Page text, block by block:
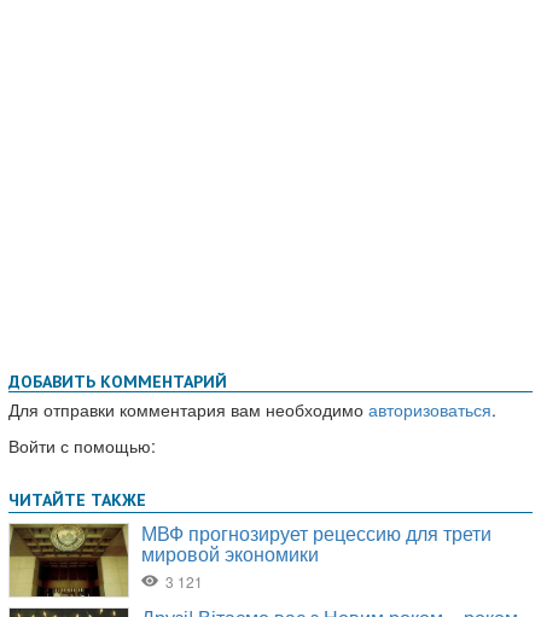
ДОБАВИТЬ КОММЕНТАРИЙ
Для отправки комментария вам необходимо авторизоваться.
Войти с помощью: